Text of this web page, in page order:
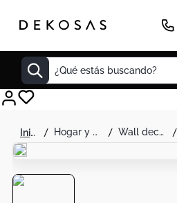
¿Qué estás buscando?
hogar y decoración wall decor
Decoracion